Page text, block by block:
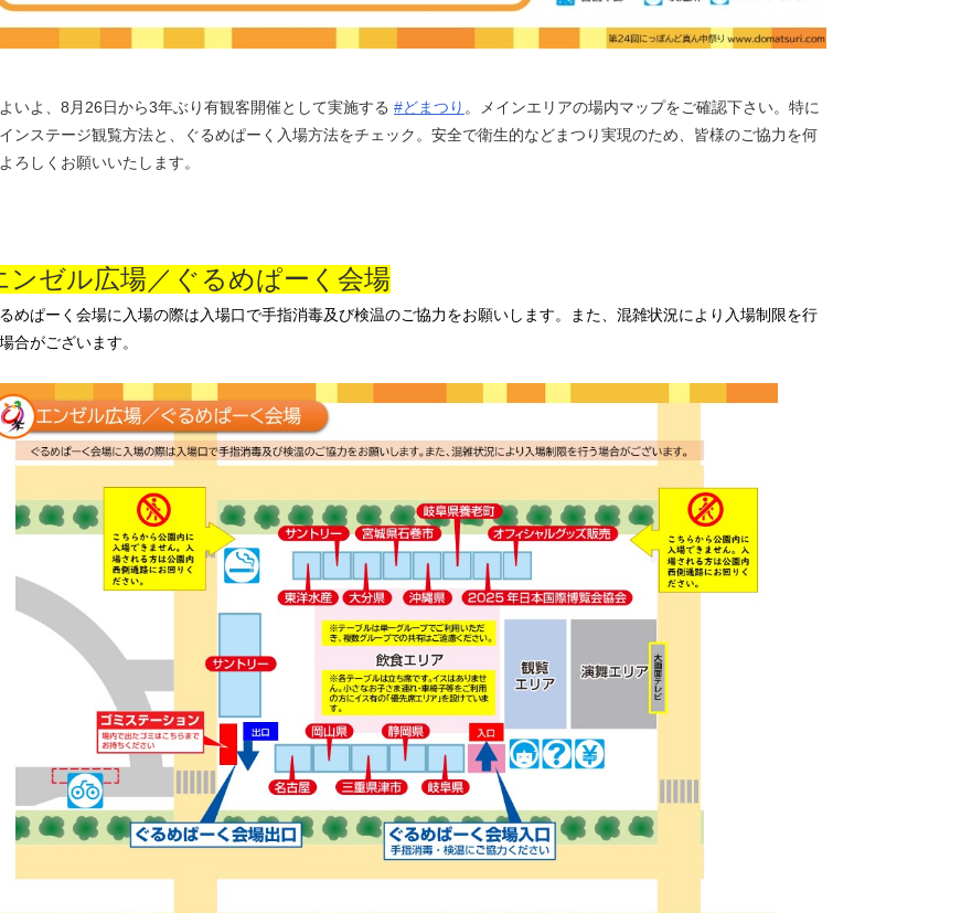
いよ、8月26日から3年ぶり有観客開催として実施する #どまつり 。メインエリアの場内マップをご確認下さい。特に
インステージ観覧方法と、ぐるめぱーく入場方法をチェック。安全で衛生的などまつり実現のため、皆様のご協力を何
ろしくお願いいたします。
ンゼル広場／ぐるめぱーく会場
めぱーく会場に入場の際は入場口で手指消毒及び検温のご協力をお願いします。また、混雑状況により入場制限を行
合がございます。